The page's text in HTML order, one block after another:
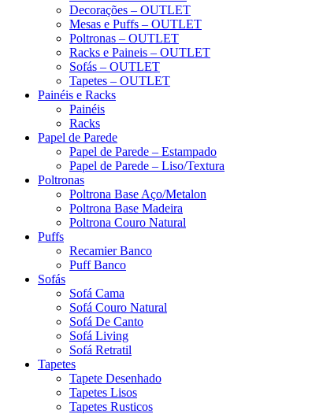
Decorações – OUTLET
Mesas e Puffs – OUTLET
Poltronas – OUTLET
Racks e Paineis – OUTLET
Sofás – OUTLET
Tapetes – OUTLET
Painéis e Racks
Painéis
Racks
Papel de Parede
Papel de Parede – Estampado
Papel de Parede – Liso/Textura
Poltronas
Poltrona Base Aço/Metalon
Poltrona Base Madeira
Poltrona Couro Natural
Puffs
Recamier Banco
Puff Banco
Sofás
Sofá Cama
Sofá Couro Natural
Sofá De Canto
Sofá Living
Sofá Retratil
Tapetes
Tapete Desenhado
Tapetes Lisos
Tapetes Rusticos